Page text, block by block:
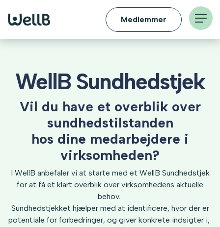
Medlemmer
WellB Sundhedstjek
Vil du have et overblik over
sundhedstilstanden
hos dine medarbejdere i
virksomheden?
I WellB anbefaler vi at starte med et WellB Sundhedstjek
for at få et klart overblik over virksomhedens aktuelle
behov.
Sundhedstjekket hjælper med at identificere, hvor der er
potentiale for forbedringer, og giver konkrete indsigter i,